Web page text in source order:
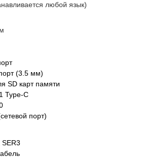
любой язык)
(3.5 мм)
SD карт памяти
Type-C
порт)